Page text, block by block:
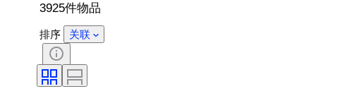
3925件物品
排序 关联